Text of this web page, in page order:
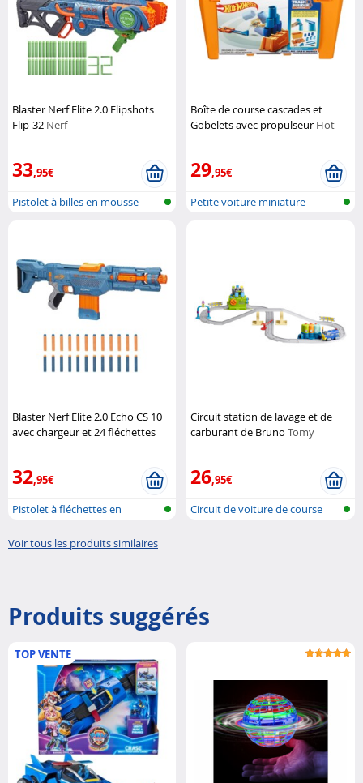
Blaster Nerf Elite 2.0 Flipshots
Flip-32 Nerf
33,95€
Pistolet à billes en mousse
Boîte de course cascades et
Gobelets avec propulseur Hot
29,95€
Petite voiture miniature
Blaster Nerf Elite 2.0 Echo CS 10
avec chargeur et 24 fléchettes
32,95€
Pistolet à fléchettes en
Circuit station de lavage et de
carburant de BrunoTomy
26,95€
Circuit de voiture de course
Voir tous les produits similaires
Produits suggérés
TOP VENTE